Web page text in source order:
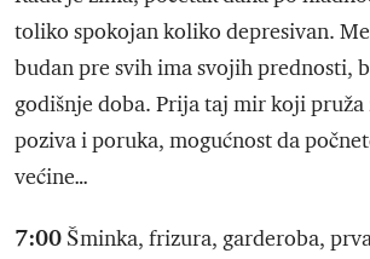
toliko spokojan koliko depresivan.
budan pre svih ima svojih prednosti,
godišnje doba. Prija taj mir koji
poziva i poruka, mogućnost da
većine…
7:00Šminka, frizura, garderoba,